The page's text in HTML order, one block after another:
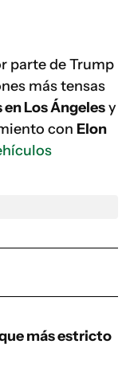
parte de Trump
más tensas
Los Ángelesy
con Elon